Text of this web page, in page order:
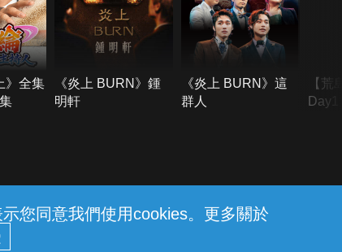
您同意我們使用cookies。更多關於
》全集
《炎上 BURN》鍾
明軒
《炎上 BURN》這
群人
【荒